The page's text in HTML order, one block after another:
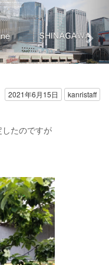
2021年6月15日 kanristaff
たのですが